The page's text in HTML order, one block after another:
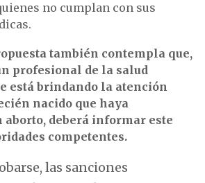
no cumplan con sus
también contempla que,
profesional de la salud
está brindando la atención
nacido que haya
aborto, deberá informar este
competentes.
las sanciones